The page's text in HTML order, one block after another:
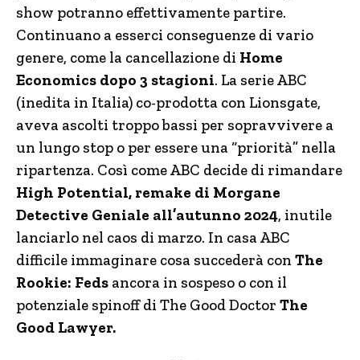
show potranno effettivamente partire.
Continuano a esserci conseguenze di vario
genere, come la cancellazione di Home
Economics dopo 3 stagioni. La serie ABC
(inedita in Italia) co-prodotta con Lionsgate,
aveva ascolti troppo bassi per sopravvivere a
un lungo stop o per essere una “priorità” nella
ripartenza. Così come ABC decide di rimandare
High Potential, remake di Morgane
Detective Geniale all’autunno 2024, inutile
lanciarlo nel caos di marzo. In casa ABC
difficile immaginare cosa succederà con The
Rookie: Feds ancora in sospeso o con il
potenziale spinoff di The Good Doctor The
Good Lawyer.